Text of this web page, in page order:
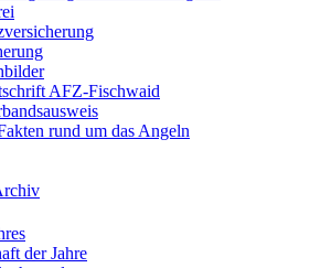
AFZ-Fischwaid
rund um das Angeln
der Jahre